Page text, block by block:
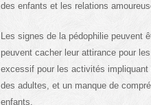
des enfants et les relations
Les signes de la pédophilie peuvent
peuvent cacher leur attirance pour
excessif pour les activités
des adultes, et un manque de
enfants.